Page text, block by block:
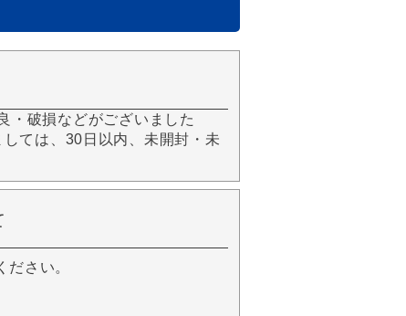
・破損などがございました
ては、30日以内、未開封・未
さい。